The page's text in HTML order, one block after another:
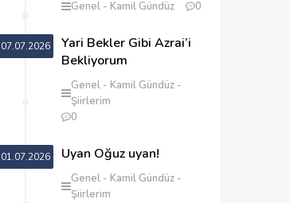
Genel Kamil Gündüz 0
07.07.2026
Yari Bekler Gibi Azrai’i
Bekliyorum
Genel
Kamil Gündüz
Şiirlerim
0
01.07.2026 Uyan Oğuz uyan!
Genel
Kamil Gündüz
Şiirlerim